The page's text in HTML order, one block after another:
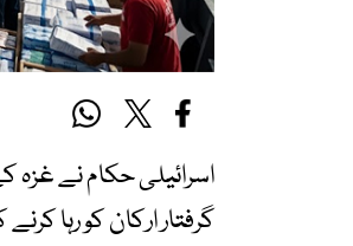
اسرائیلی حکام نے غزہ
گرفتار ارکان کو رہا